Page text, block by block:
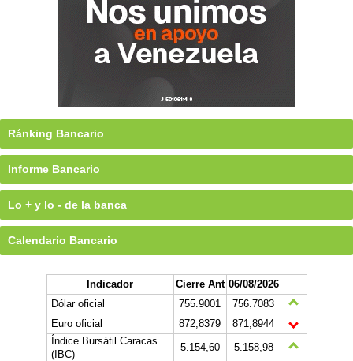
Ránking Bancario
Informe Bancario
Lo + y lo - de la banca
Calendario Bancario
Indicador Cierre Ant 06/08/2026
Dólar oficial
755.9001
756.7083
Euro oficial
872,8379
871,8944
Índice Bursátil Caracas
(IBC)
5.154,60
5.158,98